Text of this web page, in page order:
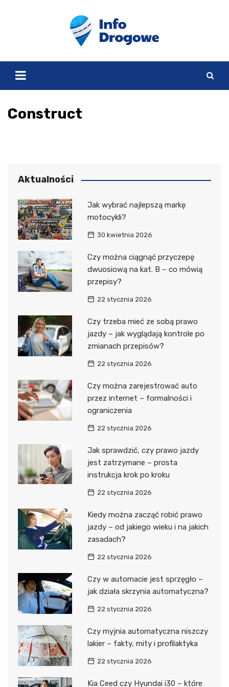
Construct
Aktualności
Jak wybrać najlepszą markę
motocykli?
30 kwietnia 2026
Czy można ciągnąć przyczepę
dwuosiową na kat. B – co mówią
przepisy?
22 stycznia 2026
Czy trzeba mieć ze sobą prawo
jazdy – jak wyglądają kontrole po
zmianach przepisów?
22 stycznia 2026
Czy można zarejestrować auto
przez internet – formalności i
ograniczenia
22 stycznia 2026
Jak sprawdzić, czy prawo jazdy
jest zatrzymane – prosta
instrukcja krok po kroku
22 stycznia 2026
Kiedy można zacząć robić prawo
jazdy – od jakiego wieku i na jakich
zasadach?
22 stycznia 2026
Czy w automacie jest sprzęgło –
jak działa skrzynia automatyczna?
22 stycznia 2026
Czy myjnia automatyczna niszczy
lakier – fakty, mity i profilaktyka
22 stycznia 2026
Kia Ceed czy Hyundai i30 – które